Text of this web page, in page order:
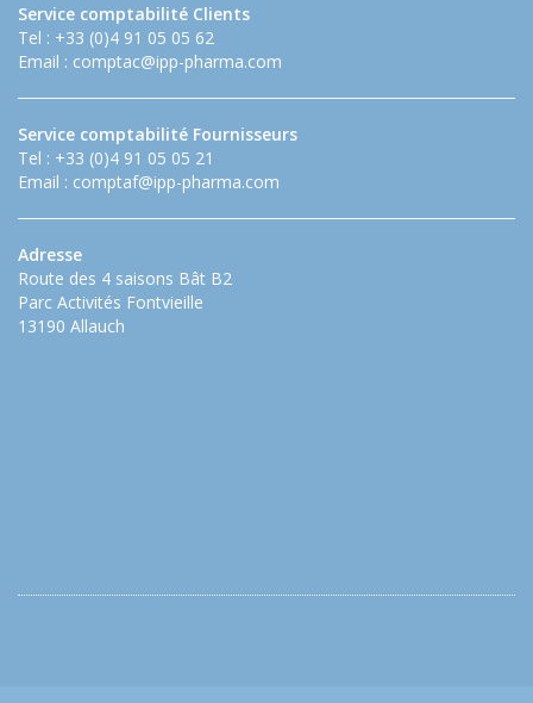
Service comptabilité Clients
Tel : +33 (0)4 91 05 05 62
Email : comptac@ipp-pharma.com
Service comptabilité Fournisseurs
Tel : +33 (0)4 91 05 05 21
Email : comptaf@ipp-pharma.com
Adresse
Route des 4 saisons Bât B2
Parc Activités Fontvieille
13190 Allauch